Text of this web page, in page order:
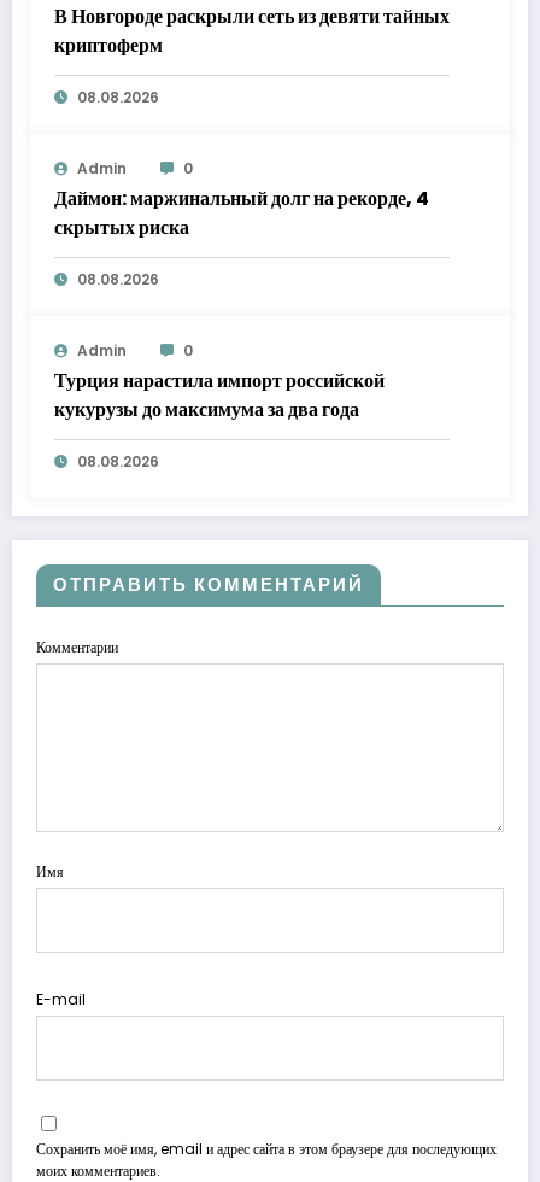
В Новгороде раскрыли сеть из девяти тайных
криптоферм
08.08.2026
Admin 0
Даймон: маржинальный долг на рекорде, 4
скрытых риска
08.08.2026
Admin 0
Турция нарастила импорт российской
кукурузы до максимума за два года
08.08.2026
ОТПРАВИТЬ КОММЕНТАРИЙ
Комментарии
Имя
E-mail
Сохранить моё имя, email и адрес сайта в этом браузере для последующих
моих комментариев.